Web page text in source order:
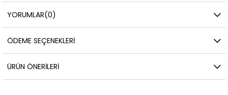
YORUMLAR(0)
ÖDEME SEÇENEKLERI
ÜRÜN ÖNERILERI